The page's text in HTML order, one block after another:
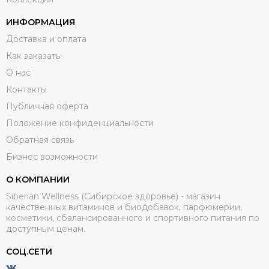
ИНФОРМАЦИЯ
Доставка и оплата
Как заказать
О нас
Контакты
Публичная оферта
Положение конфиденциальности
Обратная связь
Бизнес возможности
О КОМПАНИИ
Siberian Wellness (Сибирское здоровье) - магазин
качественных витаминов и биодобавок, парфюмерии,
косметики, сбалансированного и спортивного питания по
доступным ценам.
СОЦ.СЕТИ